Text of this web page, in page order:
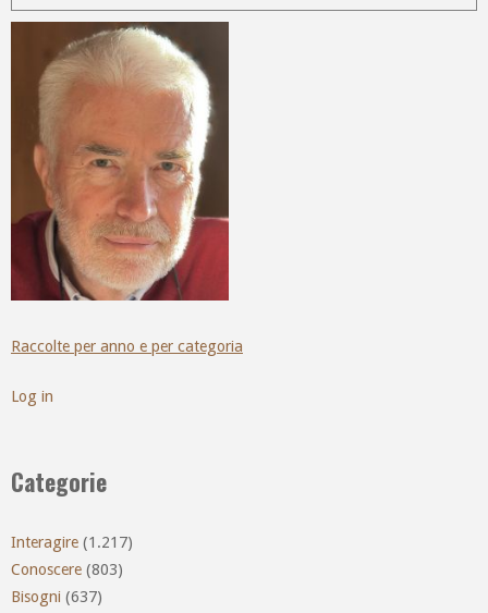
Raccolte per anno e per categoria
Log in
Categorie
Interagire (1.217)
Conoscere (803)
Bisogni (637)